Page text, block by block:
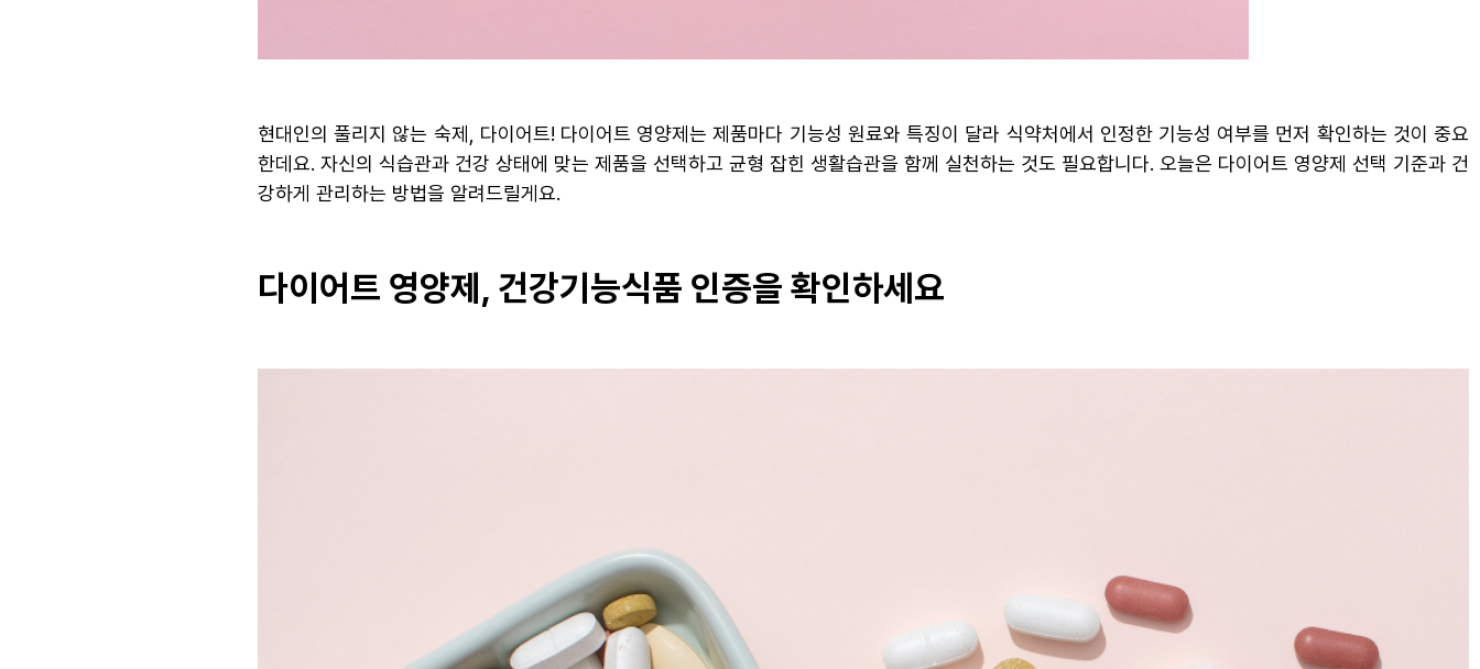
현대인의 풀리지 않는 숙제, 다이어트! 다이어트 영양제는 제품마다 기능성 원료와 특징이 달라 식약처에서 인정한 기능성 여부를 먼저 확인하는 것이 중요
한데요. 자신의 식습관과 건강 상태에 맞는 제품을 선택하고 균형 잡힌 생활습관을 함께 실천하는 것도 필요합니다. 오늘은 다이어트 영양제 선택 기준과 건
강하게 관리하는 방법을 알려드릴게요.
다이어트 영양제, 건강기능식품 인증을 확인하세요